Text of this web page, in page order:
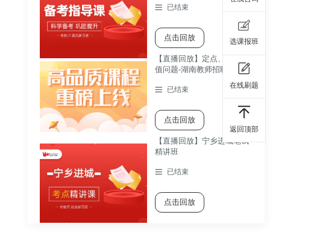
已结束
点击回放
【直播回放】定点、动点最
值问题-湖南教师招聘考试数
已结束
点击回放
【直播回放】宁乡进城笔试
精讲班
已结束
点击回放
选课报班
在线刷题
返回顶部